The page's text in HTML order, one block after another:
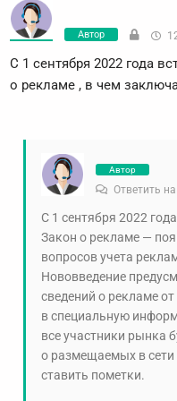
Автор
С 1 сентября 2022 года
о рекламе , в чем
Автор
Ответить на
С 1 сентября 2022
Закон о рекламе —
вопросов учета
Нововведение
сведений о рекламе
в специальную
все участники рынка
о размещаемых в
ставить пометки.